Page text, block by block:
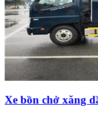
Xe bồn chở xăng